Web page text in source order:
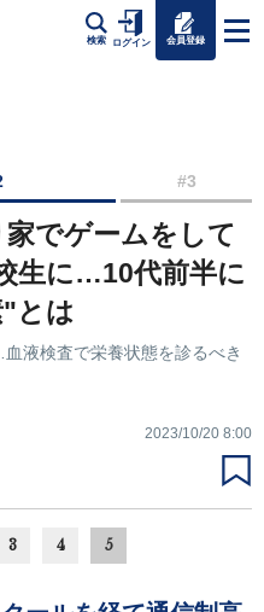
検索 ログイン 会員登録
#3
でゲームをして
生に…10代前半に
とは
液検査で栄養状態を診るべき
2023/10/20 8:00
3 4 5